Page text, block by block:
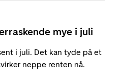
mye i juli
i juli. Det kan tyde på et
neppe renten nå.